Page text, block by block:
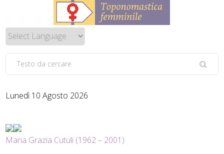
Lunedì 10 Agosto 2026
Maria Grazia Cutuli (1962 – 2001)